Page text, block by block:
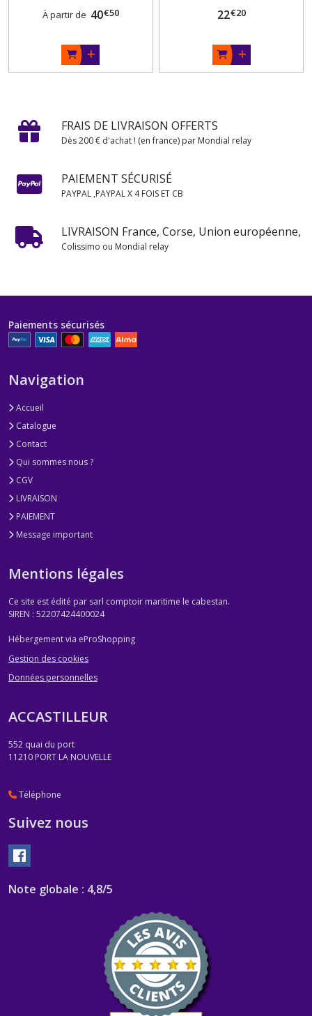
À partir de 40€50 22€20
FRAIS DE LIVRAISON OFFERTS
Dès 200 € d'achat ! (en france) par Mondial relay
PAIEMENT SÉCURISÉ
PAYPAL ,PAYPAL X 4 FOIS ET CB
LIVRAISON France, Corse, Union européenne,
Colissimo ou Mondial relay
Paiements sécurisés
Navigation
Accueil
Catalogue
Contact
Qui sommes nous ?
CGV
LIVRAISON
PAIEMENT
Message important
Mentions légales
Ce site est édité par sarl comptoir maritime le cabestan.
SIREN : 52207424400024
Hébergement via eProShopping
Gestion des cookies
Données personnelles
ACCASTILLEUR
552 quai du port
11210 PORT LA NOUVELLE
Téléphone
Suivez nous
Note globale : 4,8/5